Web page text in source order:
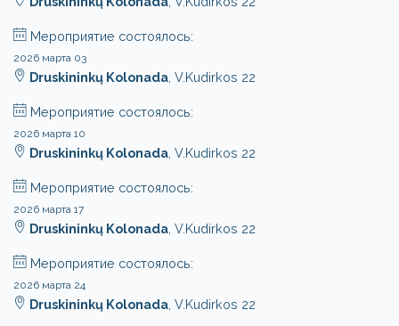
Мероприятие состоялось:
2026 марта 03
Druskininkų Kolonada , V.Kudirkos 22
Мероприятие состоялось:
2026 марта 10
Druskininkų Kolonada , V.Kudirkos 22
Мероприятие состоялось:
2026 марта 17
Druskininkų Kolonada , V.Kudirkos 22
Мероприятие состоялось:
2026 марта 24
Druskininkų Kolonada , V.Kudirkos 22